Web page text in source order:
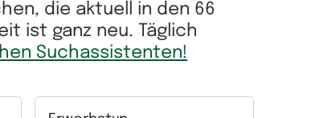
die aktuell in den 66
ist ganz neu. Täglich
Suchassistenten!